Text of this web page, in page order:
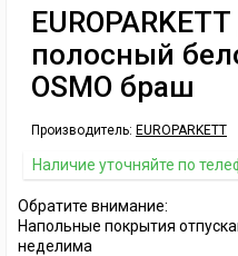
полосный
OSMO браш
Производитель: EUROPARKETT
Наличие уточняйте по
Обратите внимание:
Напольные покрытия
неделима